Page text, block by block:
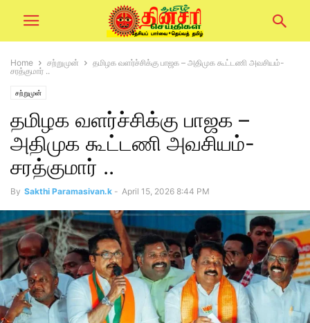
Home சற்றுமுன்
தமிழக வளர்ச்சிக்கு பாஜக – அதிமுக கூட்டணி அவசியம்-
சரத்குமார் ..
சற்றுமுன்
தமிழக வளர்ச்சிக்கு பாஜக –
அதிமுக கூட்டணி அவசியம்-
சரத்குமார் ..
By Sakthi Paramasivan.k - April 15, 2026 8:44 PM